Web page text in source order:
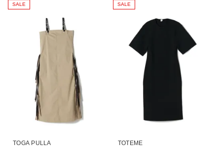
SALE
TOGA PULLA
SALE
TOTEME